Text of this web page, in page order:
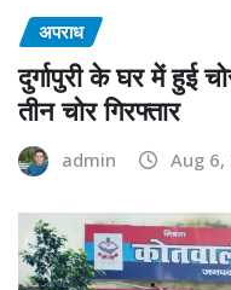
अपराध
दुर्गापुरी के घर में हुई
तीन चोर गिरफ्तार
admin Aug 6,